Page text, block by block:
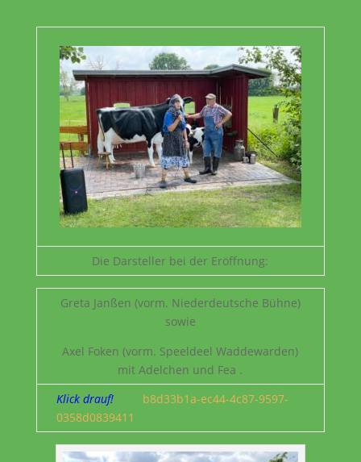
Die Darsteller bei der Eröffnung:
Greta Janßen (vorm. Niederdeutsche Bühne)
sowie
Axel Foken (vorm. Speeldeel Waddewarden)
mit Adelchen und Fea .
Klick drauf!
b8d33b1a-ec44-4c87-9597-
0358d0839411